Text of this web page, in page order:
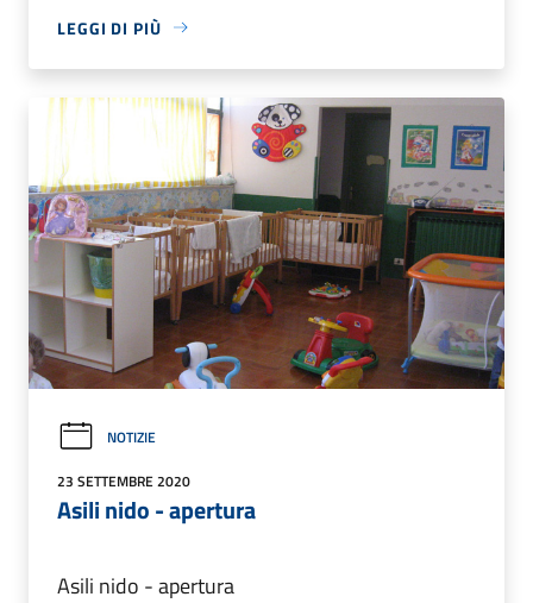
LEGGI DI PIÙ
NOTIZIE
23 SETTEMBRE 2020
Asili nido - apertura
Asili nido - apertura